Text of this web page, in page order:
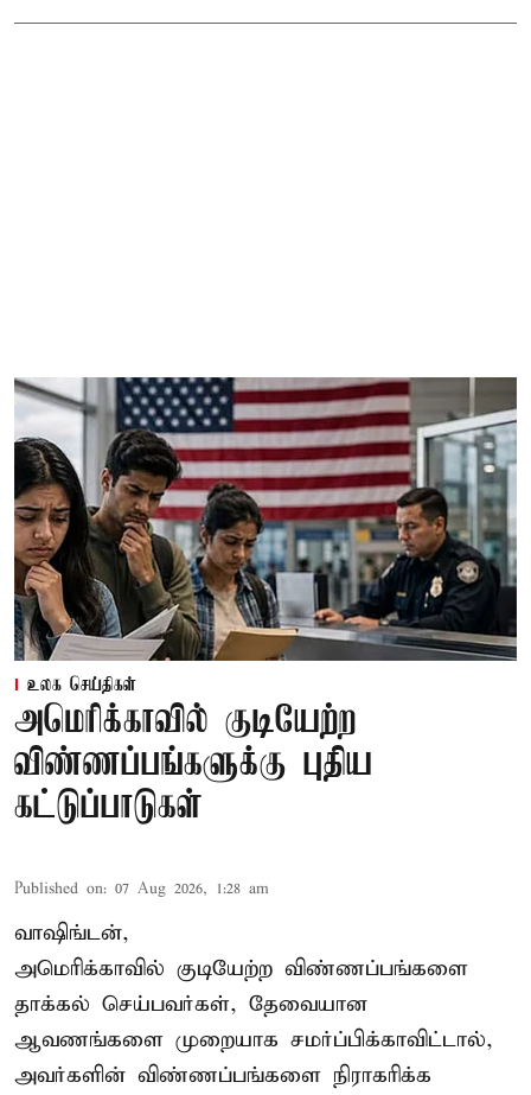
உலக செய்திகள்
அமெரிக்காவில் குடியேற்ற
விண்ணப்பங்களுக்கு புதிய
கட்டுப்பாடுகள்
Published on: 07 Aug 2026, 1:28 am
வாஷிங்டன்,
அமெரிக்காவில் குடியேற்ற விண்ணப்பங்களை
தாக்கல் செய்பவர்கள், தேவையான
ஆவணங்களை முறையாக சமர்ப்பிக்காவிட்டால்,
அவர்களின் விண்ணப்பங்களை நிராகரிக்க